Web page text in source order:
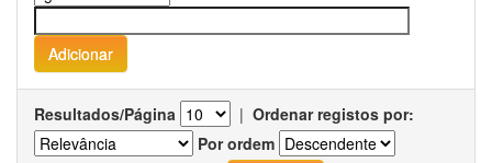
Resultados/Página | Ordenar registos por:
Por ordem